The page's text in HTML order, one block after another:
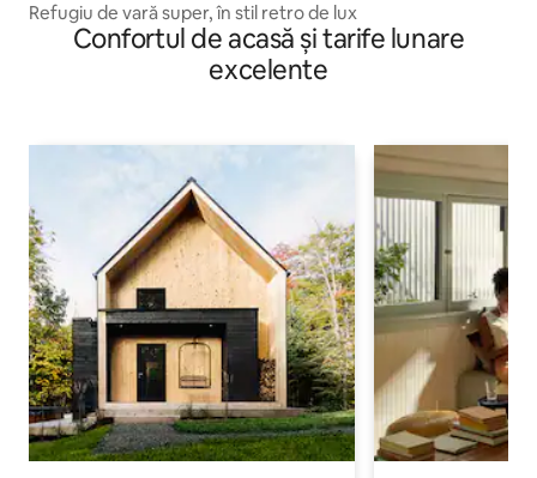
Refugiu de vară super, în stil retro de lux
Confortul de acasă și tarife lunare
excelente